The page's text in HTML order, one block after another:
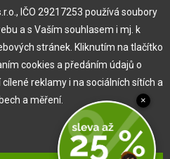
IČO 29217253 používá soubory
a s Vaším souhlasem i mj. k
stránek. Kliknutím na tlačítko
cookies a předáním údajů o
reklamy i na sociálních sítích a
a měření.
druhů kategorií cookies:
×